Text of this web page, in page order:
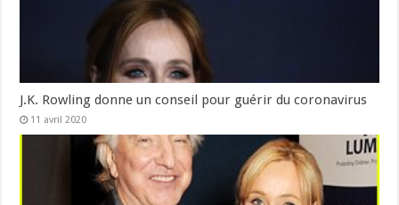
J.K. Rowling donne un conseil pour guérir du coronavirus
11 avril 2020